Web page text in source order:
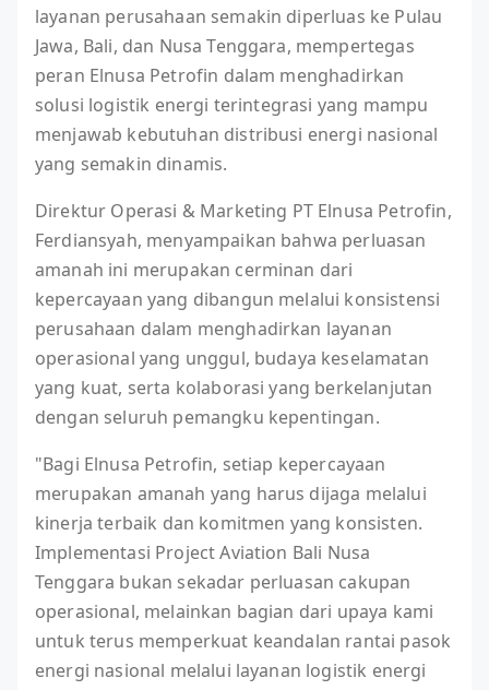
layanan perusahaan semakin diperluas ke Pulau
Jawa, Bali, dan Nusa Tenggara, mempertegas
peran Elnusa Petrofin dalam menghadirkan
solusi logistik energi terintegrasi yang mampu
menjawab kebutuhan distribusi energi nasional
yang semakin dinamis.
Direktur Operasi & Marketing PT Elnusa Petrofin,
Ferdiansyah, menyampaikan bahwa perluasan
amanah ini merupakan cerminan dari
kepercayaan yang dibangun melalui konsistensi
perusahaan dalam menghadirkan layanan
operasional yang unggul, budaya keselamatan
yang kuat, serta kolaborasi yang berkelanjutan
dengan seluruh pemangku kepentingan.
"Bagi Elnusa Petrofin, setiap kepercayaan
merupakan amanah yang harus dijaga melalui
kinerja terbaik dan komitmen yang konsisten.
Implementasi Project Aviation Bali Nusa
Tenggara bukan sekadar perluasan cakupan
operasional, melainkan bagian dari upaya kami
untuk terus memperkuat keandalan rantai pasok
energi nasional melalui layanan logistik energi